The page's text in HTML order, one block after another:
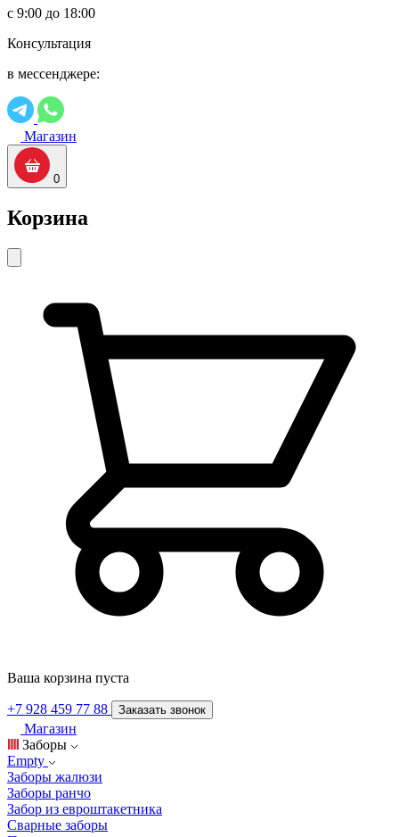
с 9:00 до 18:00
Консультация
в мессенджере:
Магазин
0
Корзина
Ваша корзина пуста
+7 928 459 77 88 Заказать звонок
Магазин
Заборы
Empty
Заборы жалюзи
Заборы ранчо
Забор из евроштакетника
Сварные заборы